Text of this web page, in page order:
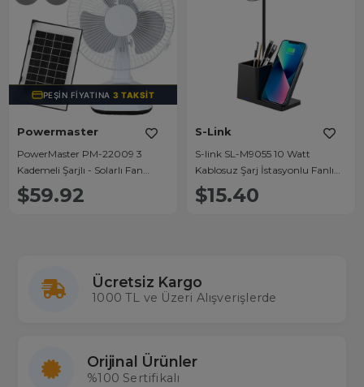
PEŞIN FIYATINA3 TAKSIT
Powermaster
PowerMaster PM-22009 3
Kademeli Şarjlı - Solarlı Fan
Vantilatör Ampul - Ledli -
Powerbank
$59.92
S-Link
S-link SL-M9055 10 Watt
Kablosuz Şarj İstasyonlu Fanlı
Kalemlikli Masa Lambası (Siyah)
$15.40
Ücretsiz Kargo
1000 TL ve Üzeri Alışverişlerde
Orijinal Ürünler
%100 Sertifikalı